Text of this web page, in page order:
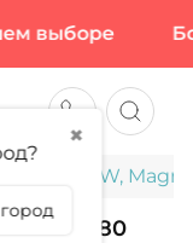
выборе
NOW,
МГ, 180
✖